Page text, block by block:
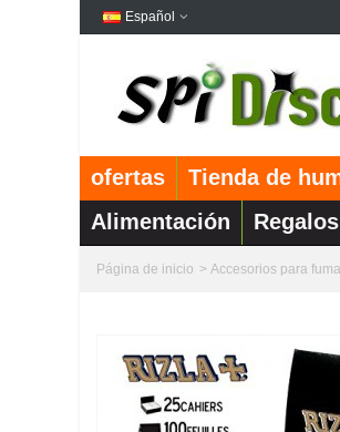
Español
ofertas Tienda de
Alimentación
Regalos
Página de inicio > Accesorios para